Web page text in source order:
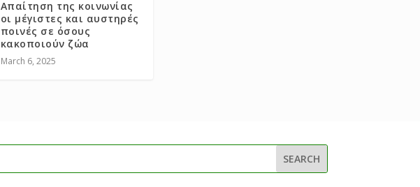
Απαίτηση της κοινωνίας
οι μέγιστες και αυστηρές
ποινές σε όσους
κακοποιούν ζώα
March 6, 2025